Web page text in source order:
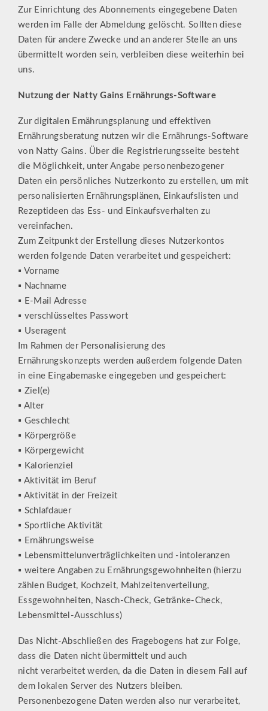
Zur Einrichtung des Abonnements eingegebene Daten
werden im Falle der Abmeldung gelöscht. Sollten diese
Daten für andere Zwecke und an anderer Stelle an uns
übermittelt worden sein, verbleiben diese weiterhin bei
uns.
Nutzung der Natty Gains Ernährungs-Software
Zur digitalen Ernährungsplanung und effektiven
Ernährungsberatung nutzen wir die Ernährungs-Software
von Natty Gains. Über die Registrierungsseite besteht
die Möglichkeit, unter Angabe personenbezogener
Daten ein persönliches Nutzerkonto zu erstellen, um mit
personalisierten Ernährungsplänen, Einkaufslisten und
Rezeptideen das Ess- und Einkaufsverhalten zu
vereinfachen.
Zum Zeitpunkt der Erstellung dieses Nutzerkontos
werden folgende Daten verarbeitet und gespeichert:
▪ Vorname
▪ Nachname
▪ E-Mail Adresse
▪ verschlüsseltes Passwort
▪ Useragent
Im Rahmen der Personalisierung des
Ernährungskonzepts werden außerdem folgende Daten
in eine Eingabemaske eingegeben und gespeichert:
▪ Ziel(e)
▪ Alter
▪ Geschlecht
▪ Körpergröße
▪ Körpergewicht
▪ Kalorienziel
▪ Aktivität im Beruf
▪ Aktivität in der Freizeit
▪ Schlafdauer
▪ Sportliche Aktivität
▪ Ernährungsweise
▪ Lebensmittelunverträglichkeiten und -intoleranzen
▪ weitere Angaben zu Ernährungsgewohnheiten (hierzu
zählen Budget, Kochzeit, Mahlzeitenverteilung,
Essgewohnheiten, Nasch-Check, Getränke-Check,
Lebensmittel-Ausschluss)
Das Nicht-Abschließen des Fragebogens hat zur Folge,
dass die Daten nicht übermittelt und auch
nicht verarbeitet werden, da die Daten in diesem Fall auf
dem lokalen Server des Nutzers bleiben.
Personenbezogene Daten werden also nur verarbeitet,